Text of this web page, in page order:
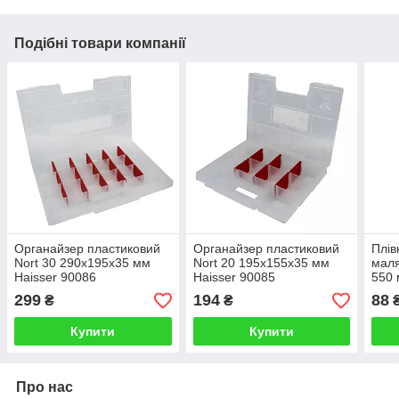
Подібні товари компанії
Органайзер пластиковий
Nort 30 290х195х35 мм
Haisser 90086
299 ₴
Купити
Органайзер пластиковий
Nort 20 195х155х35 мм
Haisser 90085
194₴
Купити
550
88
Про нас